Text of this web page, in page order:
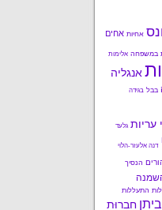
אחיות אחים
במשפחה אלימות
אנגליה
בבל בגידה
עריות גלעד
דנה אלעזר-הלוי
הנסיך
התעללות
חברוּת